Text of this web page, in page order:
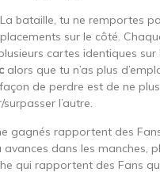
bataille, tu ne remportes
sur le côté.
cartes identiques
alors que tu n’as plus
de perdre est de ne
l’autre.
gagnés rapportent des
avances dans les manches,
qui rapportent des Fans